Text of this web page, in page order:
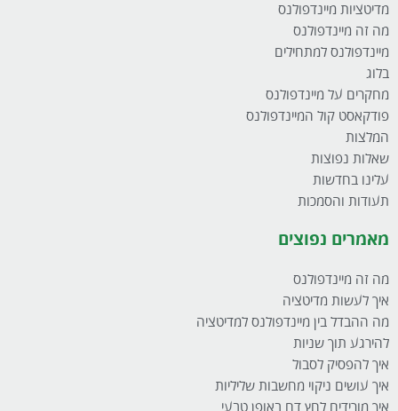
מדיטציות מיינדפולנס
מה זה מיינדפולנס
מיינדפולנס למתחילים
בלוג
מחקרים על מיינדפולנס
פודקאסט קול המיינדפולנס
המלצות
שאלות נפוצות
עלינו בחדשות
תעודות והסמכות
מאמרים נפוצים
מה זה מיינדפולנס
איך לעשות מדיטציה
מה ההבדל בין מיינדפולנס למדיטציה
להירגע תוך שניות
איך להפסיק לסבול
איך עושים ניקוי מחשבות שליליות
איך מורידים לחץ דם באופן טבעי